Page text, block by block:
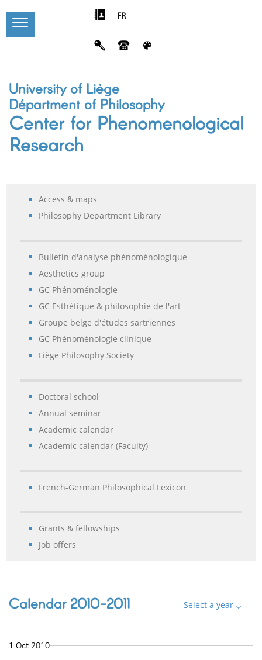
FR
University of Liège
Départment of Philosophy
Center for Phenomenological
Research
Access & maps
Philosophy Department Library
Bulletin d'analyse phénoménologique
Aesthetics group
GC Phénoménologie
GC Esthétique & philosophie de l'art
Groupe belge d'études sartriennes
GC Phénoménologie clinique
Liège Philosophy Society
Doctoral school
Annual seminar
Academic calendar
Academic calendar (Faculty)
French-German Philosophical Lexicon
Grants & fellowships
Job offers
Select a year
Calendar 2010-2011
1 Oct 2010